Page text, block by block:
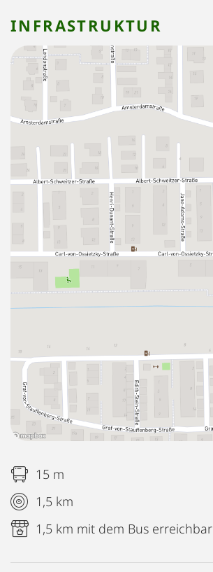
INFRASTRUKTUR
15 m
1,5 km
1,5 km mit dem Bus erreichbar